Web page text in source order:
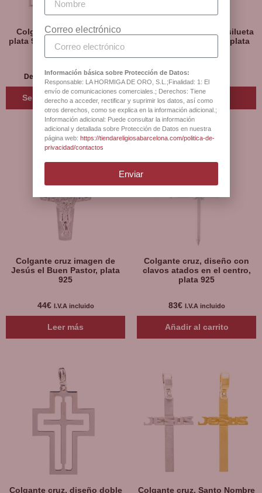
Colgante cruz con árbol,
plata 925 y baño de oro, dos
modelos
Desde: 39€ I.V.A incluido
Seleccionar opciones
Colgante cruz diseño silueta
con contorno ancho, plata
17€ I.V.A incluido
Leer más
Colgante cruz imagen de
Jesús el Buen Pastor, plata
925
44€ I.V.A incluido
Leer más
Colgante cruz, diseño con
clavos atados en el centro,
plata 925
83€ I.V.A incluido
Añadir al carrito
Colgante cruz, diseño doble
Colgante cruz, Santo Nombre
Correo electrónico
Información básica sobre Protección de Datos:
Responsable: LA HORMIGA DE ORO, S.L.;Finalidad: 1: El
envío de comunicaciones comerciales.; Derechos: Tiene
derecho a acceder, rectificar y suprimir los datos, así como
otros derechos, como se explica en la información adicional.;
Información adicional: Puede consultar la información
adicional y detallada sobre Protección de Datos en nuestra
página web: https://tiendareligiosabarcelona.com/politica-de-
privacidad/contactos
Enviar